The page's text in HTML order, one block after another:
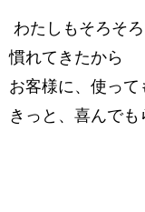
わたしもそろそろ
慣れてきたから
お客様に、使っ
きっと、喜んで